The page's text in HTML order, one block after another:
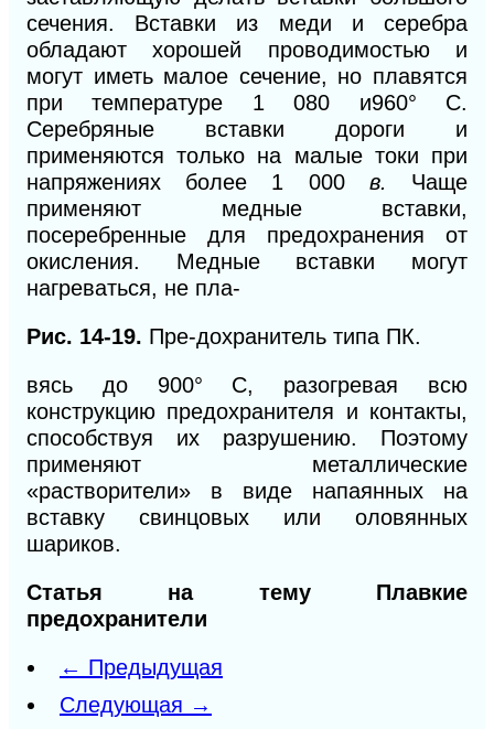
сечения. Вставки из меди и серебра
обладают хорошей проводимостью и
могут иметь малое сечение, но плавятся
при температуре 1 080 и960° С.
Серебряные вставки дороги и
применяются только на малые токи при
напряжениях более 1 000 в. Чаще
применяют медные вставки,
посеребренные для предохранения от
окисления. Медные вставки могут
нагреваться, не пла-
Рис. 14-19. Пре-дохранитель типа ПК.
вясь до 900° С, разогревая всю
конструкцию предохранителя и контакты,
способствуя их разрушению. Поэтому
применяют металлические
«растворители» в виде напаянных на
вставку свинцовых или оловянных
шариков.
Статья на тему Плавкие
предохранители
← Предыдущая
Следующая →